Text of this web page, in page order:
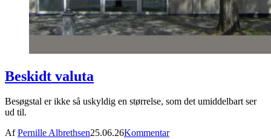
Beskidt valuta
Besøgstal er ikke så uskyldig en størrelse, som det umiddelbart ser
ud til.
AfPernille Albrethsen25.06.26Kommentar